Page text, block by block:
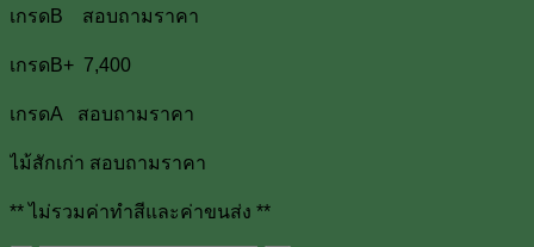
เกรดB สอบถามราคา
เกรดB+ 7,400
เกรดA สอบถามราคา
ไม้สักเก่า สอบถามราคา
** ไม่รวมค่าทำสีและค่าขนส่ง **